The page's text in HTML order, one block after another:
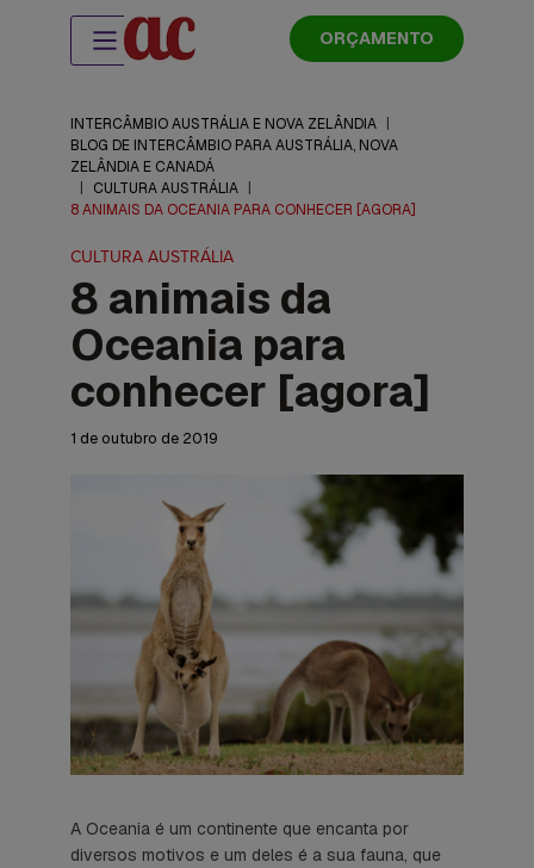
ORÇAMENTO
INTERCÂMBIO AUSTRÁLIA E NOVA ZELÂNDIA
BLOG DE INTERCÂMBIO PARA AUSTRÁLIA, NOVA
ZELÂNDIA E CANADÁ
CULTURA AUSTRÁLIA
8 ANIMAIS DA OCEANIA PARA CONHECER [AGORA]
CULTURA AUSTRÁLIA
8 animais da
Oceania para
conhecer [agora]
1 de outubro de 2019
A Oceania é um continente que encanta por
diversos motivos e um deles é a sua fauna, que